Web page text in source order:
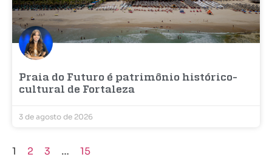
Praia do Futuro é patrimônio histórico-
cultural de Fortaleza
3 de agosto de 2026
1 2 3 … 15